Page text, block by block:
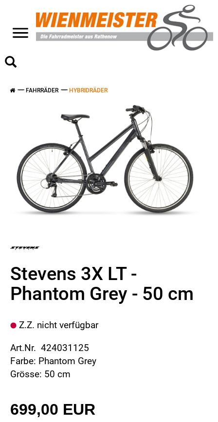
FAHRRÄDER HYBRIDRÄDER
Stevens 3X LT -
Phantom Grey - 50 cm
Z.Z. nicht verfügbar
Art.Nr. 424031125
Farbe: Phantom Grey
Grösse: 50 cm
699,00 EUR